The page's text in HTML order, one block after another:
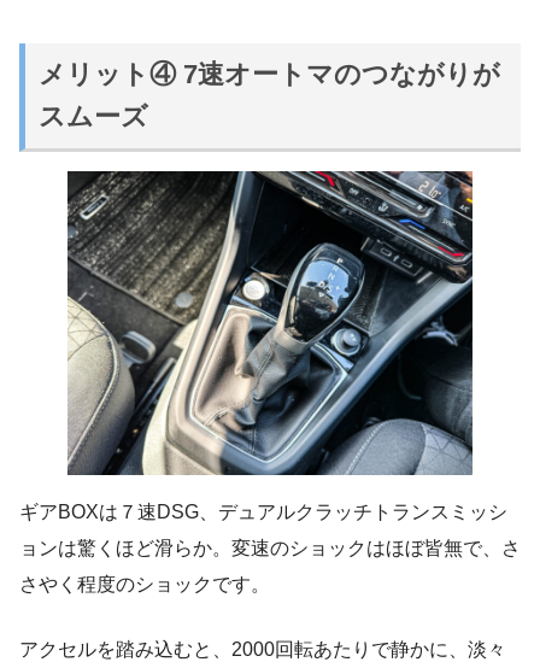
メリット④ 7速オートマのつながりが
スムーズ
ギアBOXは７速DSG、デュアルクラッチトランスミッシ
ョンは驚くほど滑らか。変速のショックはほぼ皆無で、さ
さやく程度のショックです。
アクセルを踏み込むと、2000回転あたりで静かに、淡々